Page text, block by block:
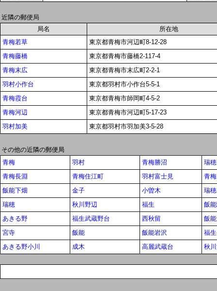
近隣の郵便局
局名
所在地
青梅若草
東京都青梅市河辺町8-12-28
青梅藤橋
東京都青梅市藤橋2-117-4
青梅末広
東京都青梅市末広町2-2-1
羽村小作台
東京都羽村市小作台5-5-1
青梅霞台
東京都青梅市師岡町4-5-2
青梅河辺
東京都青梅市河辺町5-17-23
羽村加美
東京都羽村市羽加美3-5-28
その他の近隣の郵便局
青梅
羽村 青梅勝沼
瑞
青梅長淵
青梅住江町 羽村富士見
青
飯能下畑
金子 小曽木
瑞
瑞穂
秋川野辺 福生
飯
あきる野
福生武蔵野台 西秋留
飯
宮寺
飯能 飯能岩沢
福
あきる野小川
成木 高麗武蔵台 秋